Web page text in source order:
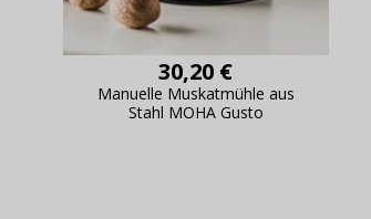
30,20 €
Manuelle Muskatmühle aus
Stahl MOHA Gusto